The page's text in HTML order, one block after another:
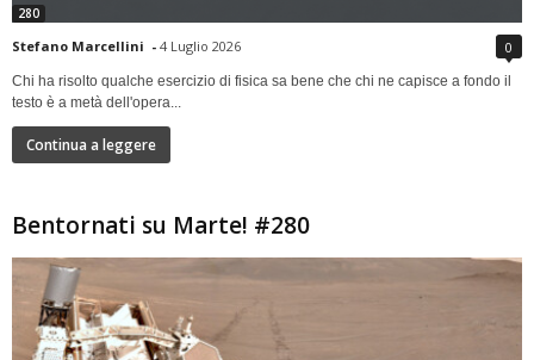
280
Stefano Marcellini - 4 Luglio 2026 0
Chi ha risolto qualche esercizio di fisica sa bene che chi ne capisce a fondo il
testo è a metà dell'opera...
Continua a leggere
Bentornati su Marte! #280